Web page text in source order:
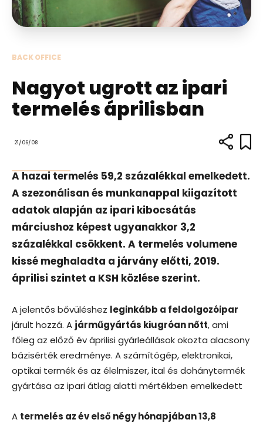
BACK OFFICE
Nagyot ugrott az ipari
termelés áprilisban
21/06/08
A hazai termelés 59,2 százalékkal emelkedett.
A szezonálisan és munkanappal kiigazított
adatok alapján az ipari kibocsátás
márciushoz képest ugyanakkor 3,2
százalékkal csökkent. A termelés volumene
kissé meghaladta a járvány előtti, 2019.
áprilisi szintet a KSH közlése szerint.
A jelentős bővüléshez leginkább a feldolgozóipar
járult hozzá. A járműgyártás kiugróan nőtt, ami
főleg az előző év áprilisi gyárleállások okozta alacsony
bázisérték eredménye. A számítógép, elektronikai,
optikai termék és az élelmiszer, ital és dohánytermék
gyártása az ipari átlag alatti mértékben emelkedett
A termelés az év első négy hónapjában 13,8